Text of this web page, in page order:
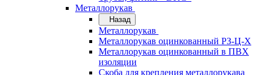
Металлорукав
Назад
Металлорукав
Металлорукав оцинкованный РЗ-Ц-Х
Металлорукав оцинкованный в ПВХ
изоляции
Скоба для крепления металлорукава